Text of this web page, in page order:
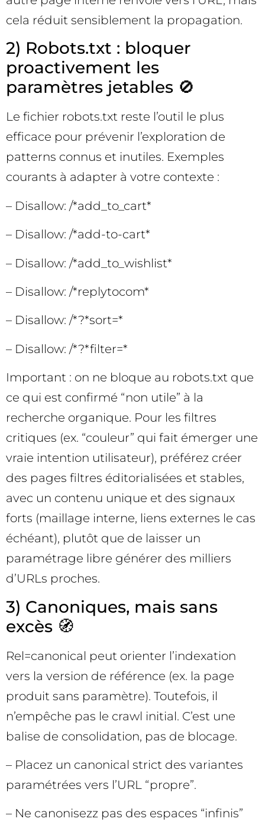
cela réduit sensiblement la propagation.
2) Robots.txt : bloquer
proactivement les
paramètres jetables 🚫
Le fichier robots.txt reste l’outil le plus
efficace pour prévenir l’exploration de
patterns connus et inutiles. Exemples
courants à adapter à votre contexte :
– Disallow: /*add_to_cart*
– Disallow: /*add-to-cart*
– Disallow: /*add_to_wishlist*
– Disallow: /*replytocom*
– Disallow: /*?*sort=*
– Disallow: /*?*filter=*
Important : on ne bloque au robots.txt que
ce qui est confirmé “non utile” à la
recherche organique. Pour les filtres
critiques (ex. “couleur” qui fait émerger une
vraie intention utilisateur), préférez créer
des pages filtres éditorialisées et stables,
avec un contenu unique et des signaux
forts (maillage interne, liens externes le cas
échéant), plutôt que de laisser un
paramétrage libre générer des milliers
d’URLs proches.
3) Canoniques, mais sans
excès 🧭
Rel=canonical peut orienter l’indexation
vers la version de référence (ex. la page
produit sans paramètre). Toutefois, il
n’empêche pas le crawl initial. C’est une
balise de consolidation, pas de blocage.
– Placez un canonical strict des variantes
paramétrées vers l’URL “propre”.
– Ne canonisezz pas des espaces “infinis”